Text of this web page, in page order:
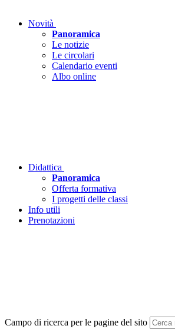
Novità
Panoramica
Le notizie
Le circolari
Calendario eventi
Albo online
Didattica
Panoramica
Offerta formativa
I progetti delle classi
Info utili
Prenotazioni
Campo di ricerca per le pagine del sito